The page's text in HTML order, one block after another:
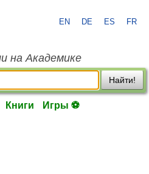
EN DE ES FR
на Академике
Найти!
Книги Игры ⚽